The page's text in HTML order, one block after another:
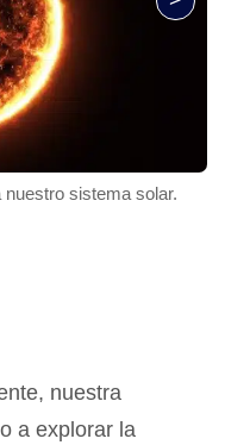
nuestro sistema solar.
nuestra
a explorar la